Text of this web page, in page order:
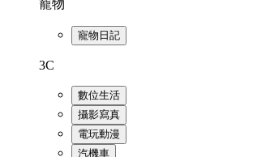
寵物
寵物日記
3C
數位生活
攝影寫真
電玩動漫
汽機車